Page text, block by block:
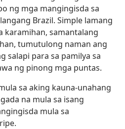
ng mga mangingisda sa
Brazil. Simple lamang
karamihan, samantalang
tumutulong naman ang
salapi para sa pamilya sa
ng pinong mga puntas.
sa aking kauna-unahang
na mula sa isang
mula sa